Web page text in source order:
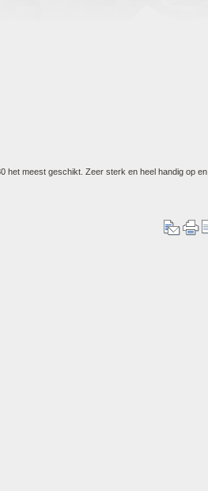
het meest geschikt. Zeer sterk en heel handig op en